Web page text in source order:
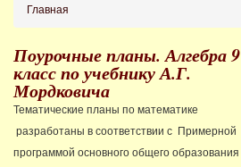
Главная
Поурочные планы. Алгебра 9
класс по учебнику А.Г.
Мордковича
Тематические планы по математике
разработаны в соответствии с Примерной
программой основного общего образования